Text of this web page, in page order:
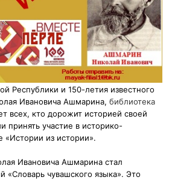
Республики и 150-летия известного
Ивановича Ашмарина, библиотека
всех, кто дорожит историей своей
принять участие в историко-
«Истории из истории».
Ивановича Ашмарина стал
«Словарь чувашского языка». Это